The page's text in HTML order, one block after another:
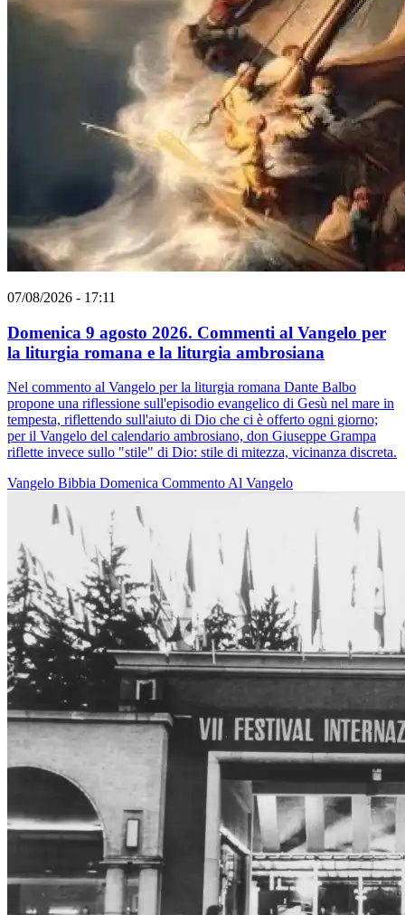
07/08/2026 - 17:11
Domenica 9 agosto 2026. Commenti al Vangelo per
la liturgia romana e la liturgia ambrosiana
Nel commento al Vangelo per la liturgia romana Dante Balbo
propone una riflessione sull'episodio evangelico di Gesù nel mare in
tempesta, riflettendo sull'aiuto di Dio che ci è offerto ogni giorno;
per il Vangelo del calendario ambrosiano, don Giuseppe Grampa
riflette invece sullo "stile" di Dio: stile di mitezza, vicinanza discreta.
Vangelo Bibbia Domenica Commento Al Vangelo